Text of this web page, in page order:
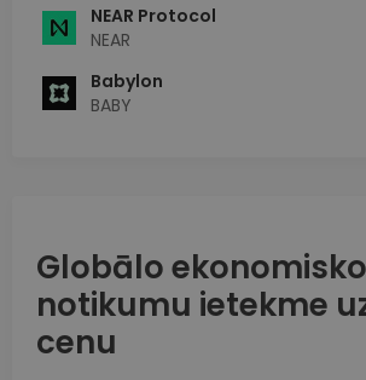
NEAR Protocol
NEAR
Babylon
BABY
Globālo ekonomisko
notikumu ietekme
cenu